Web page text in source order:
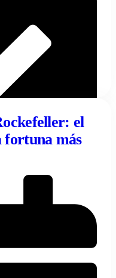
el
fortuna más